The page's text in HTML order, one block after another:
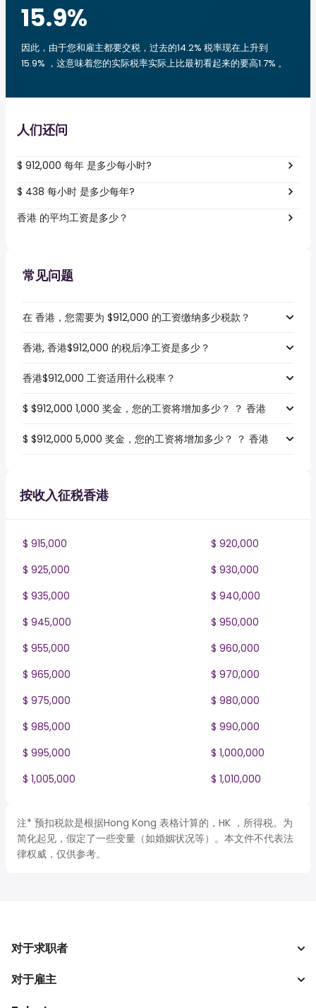
15.9%
因此，由于您和雇主都要交税，过去的14.2% 税率现在上升到
15.9% ，这意味着您的实际税率实际上比最初看起来的要高1.7% 。
人们还问
$ 912,000 每年 是多少每小时?
$ 438 每小时 是多少每年?
香港 的平均工资是多少？
常见问题
在 香港，您需要为 $912,000 的工资缴纳多少税款？
香港, 香港$912,000 的税后净工资是多少？
香港$912,000 工资适用什么税率？
$ $912,000 1,000 奖金，您的工资将增加多少？ ？ 香港
$ $912,000 5,000 奖金，您的工资将增加多少？ ？ 香港
按收入征税香港
$ 915,000
$ 920,000
$ 925,000
$ 930,000
$ 935,000
$ 940,000
$ 945,000
$ 950,000
$ 955,000
$ 960,000
$ 965,000
$ 970,000
$ 975,000
$ 980,000
$ 985,000
$ 990,000
$ 995,000
$ 1,000,000
$ 1,005,000
$ 1,010,000
注* 预扣税款是根据Hong Kong 表格计算的，HK ，所得税。为
简化起见，假定了一些变量（如婚姻状况等）。本文件不代表法
律权威，仅供参考。
对于求职者
搜索工作
对于雇主